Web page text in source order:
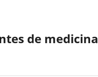
de medicina